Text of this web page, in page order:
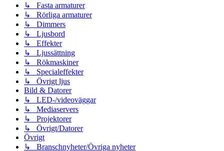
↳ Fasta armaturer
↳ Rörliga armaturer
↳ Dimmers
↳ Ljusbord
↳ Effekter
↳ Ljussättning
↳ Rökmaskiner
↳ Specialeffekter
↳ Övrigt ljus
Bild & Datorer
↳ LED-/videoväggar
↳ Mediaservers
↳ Projektorer
↳ Övrigt/Datorer
Övrigt
↳ Branschnyheter/Övriga nyheter